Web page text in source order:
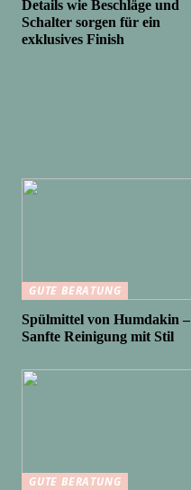
Details wie Beschläge und
Schalter sorgen für ein
exklusives Finish
GUTE BERATUNG
Spülmittel von Humdakin –
Sanfte Reinigung mit Stil
GUTE BERATUNG